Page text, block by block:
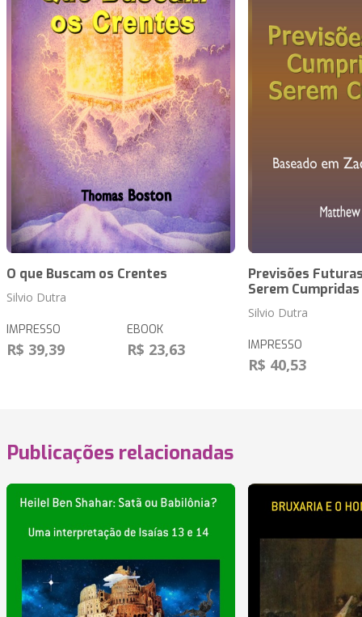
O que Buscam os Crentes
Silvio Dutra
IMPRESSO
R$ 39,39
EBOOK
R$ 23,63
Previsões
Serem Cumpridas
Silvio Dutra
IMPRESSO
R$ 40,53
Publicações relacionadas